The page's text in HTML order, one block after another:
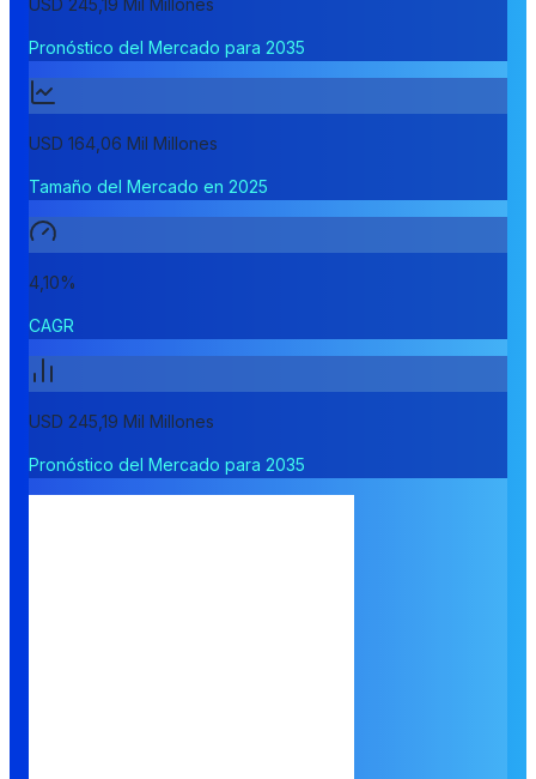
Pronóstico del Mercado para 2035
USD 164,06 Mil Millones
Tamaño del Mercado en 2025
4,10%
CAGR
USD 245,19 Mil Millones
Pronóstico del Mercado para 2035